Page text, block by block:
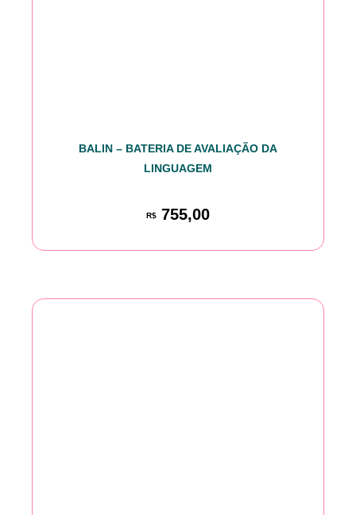
BALIN – BATERIA DE AVALIAÇÃO DA
LINGUAGEM
R$ 755,00